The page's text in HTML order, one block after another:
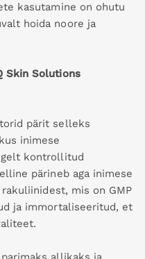
kasutamine on ohutu
hoida noore ja
Skin Solutions
pärit selleks
inimese
kontrollitud
pärineb aga inimese
mis on GMP
ja immortaliseeritud, et